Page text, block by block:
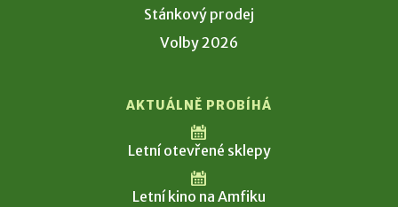
Stánkový prodej
Volby 2026
AKTUÁLNĚ PROBÍHÁ
Letní otevřené sklepy
Letní kino na Amfiku